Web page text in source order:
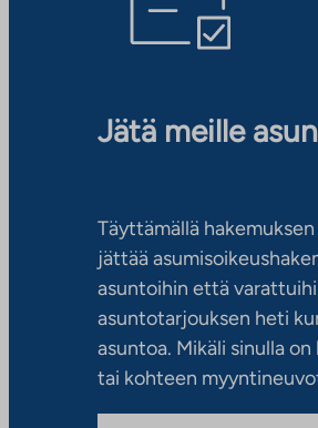
Jätä meille
Täyttämällä
jättää
asuntoihin että
asuntotarjouksen heti
asuntoa. Mikäli sinulla
tai kohteen